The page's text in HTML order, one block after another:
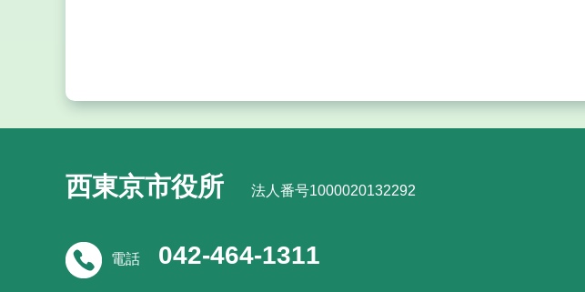
西東京市役所 法人番号1000020132292
電話 042-464-1311